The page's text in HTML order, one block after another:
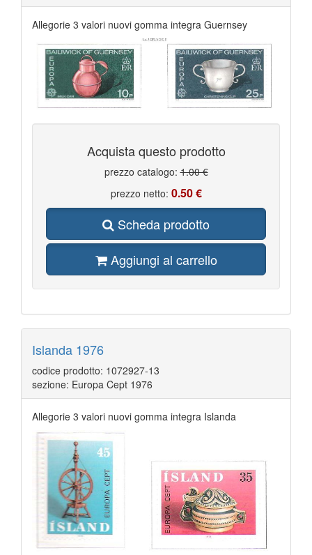
Allegorie 3 valori nuovi gomma integra Guernsey
Acquista questo prodotto
prezzo catalogo:1.00 €
prezzo netto: 0.50 €
Scheda prodotto
Aggiungi al carrello
Islanda 1976
codice prodotto: 1072927-13
sezione: Europa Cept 1976
Allegorie 3 valori nuovi gomma integra Islanda